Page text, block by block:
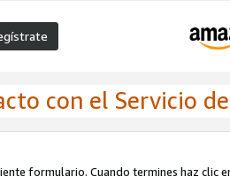
con el Servicio
formulario. Cuando termines haz clic